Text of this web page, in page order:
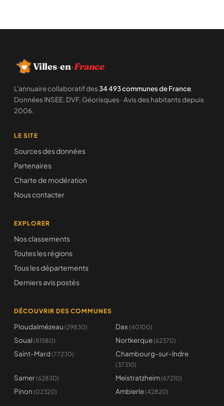
Villes·en·France
L'annuaire collaboratif des34 493 communes de France.
Données INSEE, DVF, Géorisques · Avis des habitants depuis
2006.
LE SITE
Sources des données
Partenaires
Charte de modération
Nous contacter
EXPLORER
Nos classements
Toutes les régions
Tous les départements
Derniers avis postés
DÉCOUVRIR DES COMMUNES
Ploudalmézeau (29830) Dax (40100)
Soual (81580) Nortkerque(62370)
Saint-Mard (77230) Chambourg-sur-Indre
(37310)
Samer(62830) Meistratzheim(67210)
Pinon (02320) Ambierle(42820)